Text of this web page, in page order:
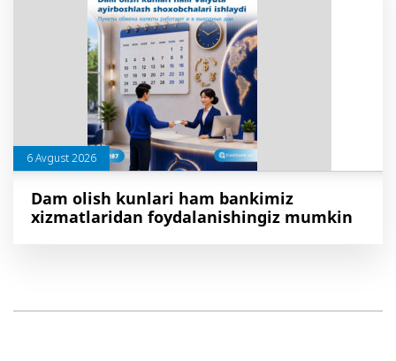
6 Avgust 2026
Dam olish kunlari ham bankimiz
xizmatlaridan foydalanishingiz mumkin